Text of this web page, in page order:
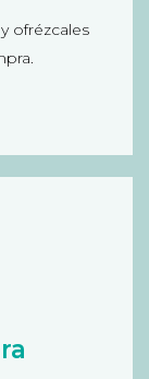
ofrézcales
efectivo,